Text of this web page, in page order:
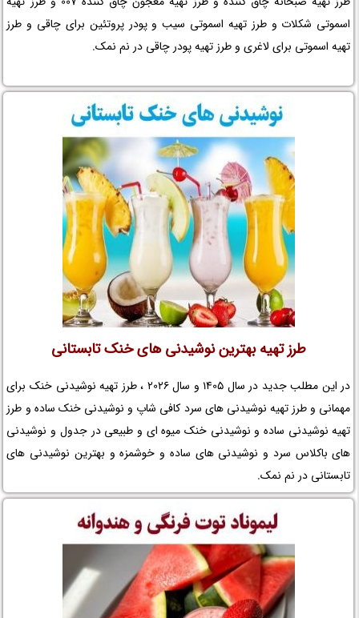
اسموتی شکلات و طرز تهیه اسموتی سیب و پودر پروتئین برای چاقی و طرز
تهیه اسموتی برای لاغری و طرز تهیه پودر چاقی در نم نمک.
طرز تهیه بهترین نوشیدنی های خنک تابستانی
در این مطلب جدید در سال 1405 و سال 2026 ، طرز تهیه نوشیدنی خنک برای
مهمانی و طرز تهیه نوشیدنی های سرد کافی شاپ و نوشیدنی خنک ساده و طرز
تهیه نوشیدنی ساده و نوشیدنی خنک میوه ای و طبیعی در جدول و نوشیدنی
های باکلاس سرد و نوشیدنی های ساده و خوشمزه و بهترین نوشیدنی های
تابستانی در نم نمک.